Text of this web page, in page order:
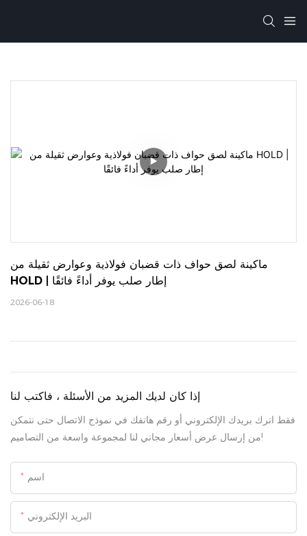
ماكينة لصق حواف ذات قضبان فولاذية وعوارض ثقيلة من
HOLD | إطار صلب يوفر أداءً فائقًا
2026-06-18
إذا كان لديك المزيد من الأسئلة ، فاكتب لنا
فقط اترك بريدك الإلكتروني أو رقم هاتفك في نموذج الاتصال حتى نتمكن
من إرسال عرض أسعار مجاني لنا لمجموعة واسعة من التصاميم!
اسم
البريد الإلكتروني